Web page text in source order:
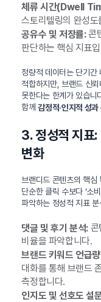
체류 시간(Dwell
스토리텔링의 완성
공유수 및 저장률:콘
판단하는 핵심 지표
정량적 데이터는 단기간
적합하지만, 브랜드 신
못한다는 한계가 있습니
함께감정적·인지적 성과
3. 정성적 지표
변화
브랜디드 콘텐츠의 핵심
단순한 클릭 수보다 ‘소
파악하는 정성적 지표
댓글 및 후기 분석:콘
비율을 파악합니다.
브랜드 키워드 언
대화를 통해 브랜드
측정합니다.
인지도 및 선호도 설